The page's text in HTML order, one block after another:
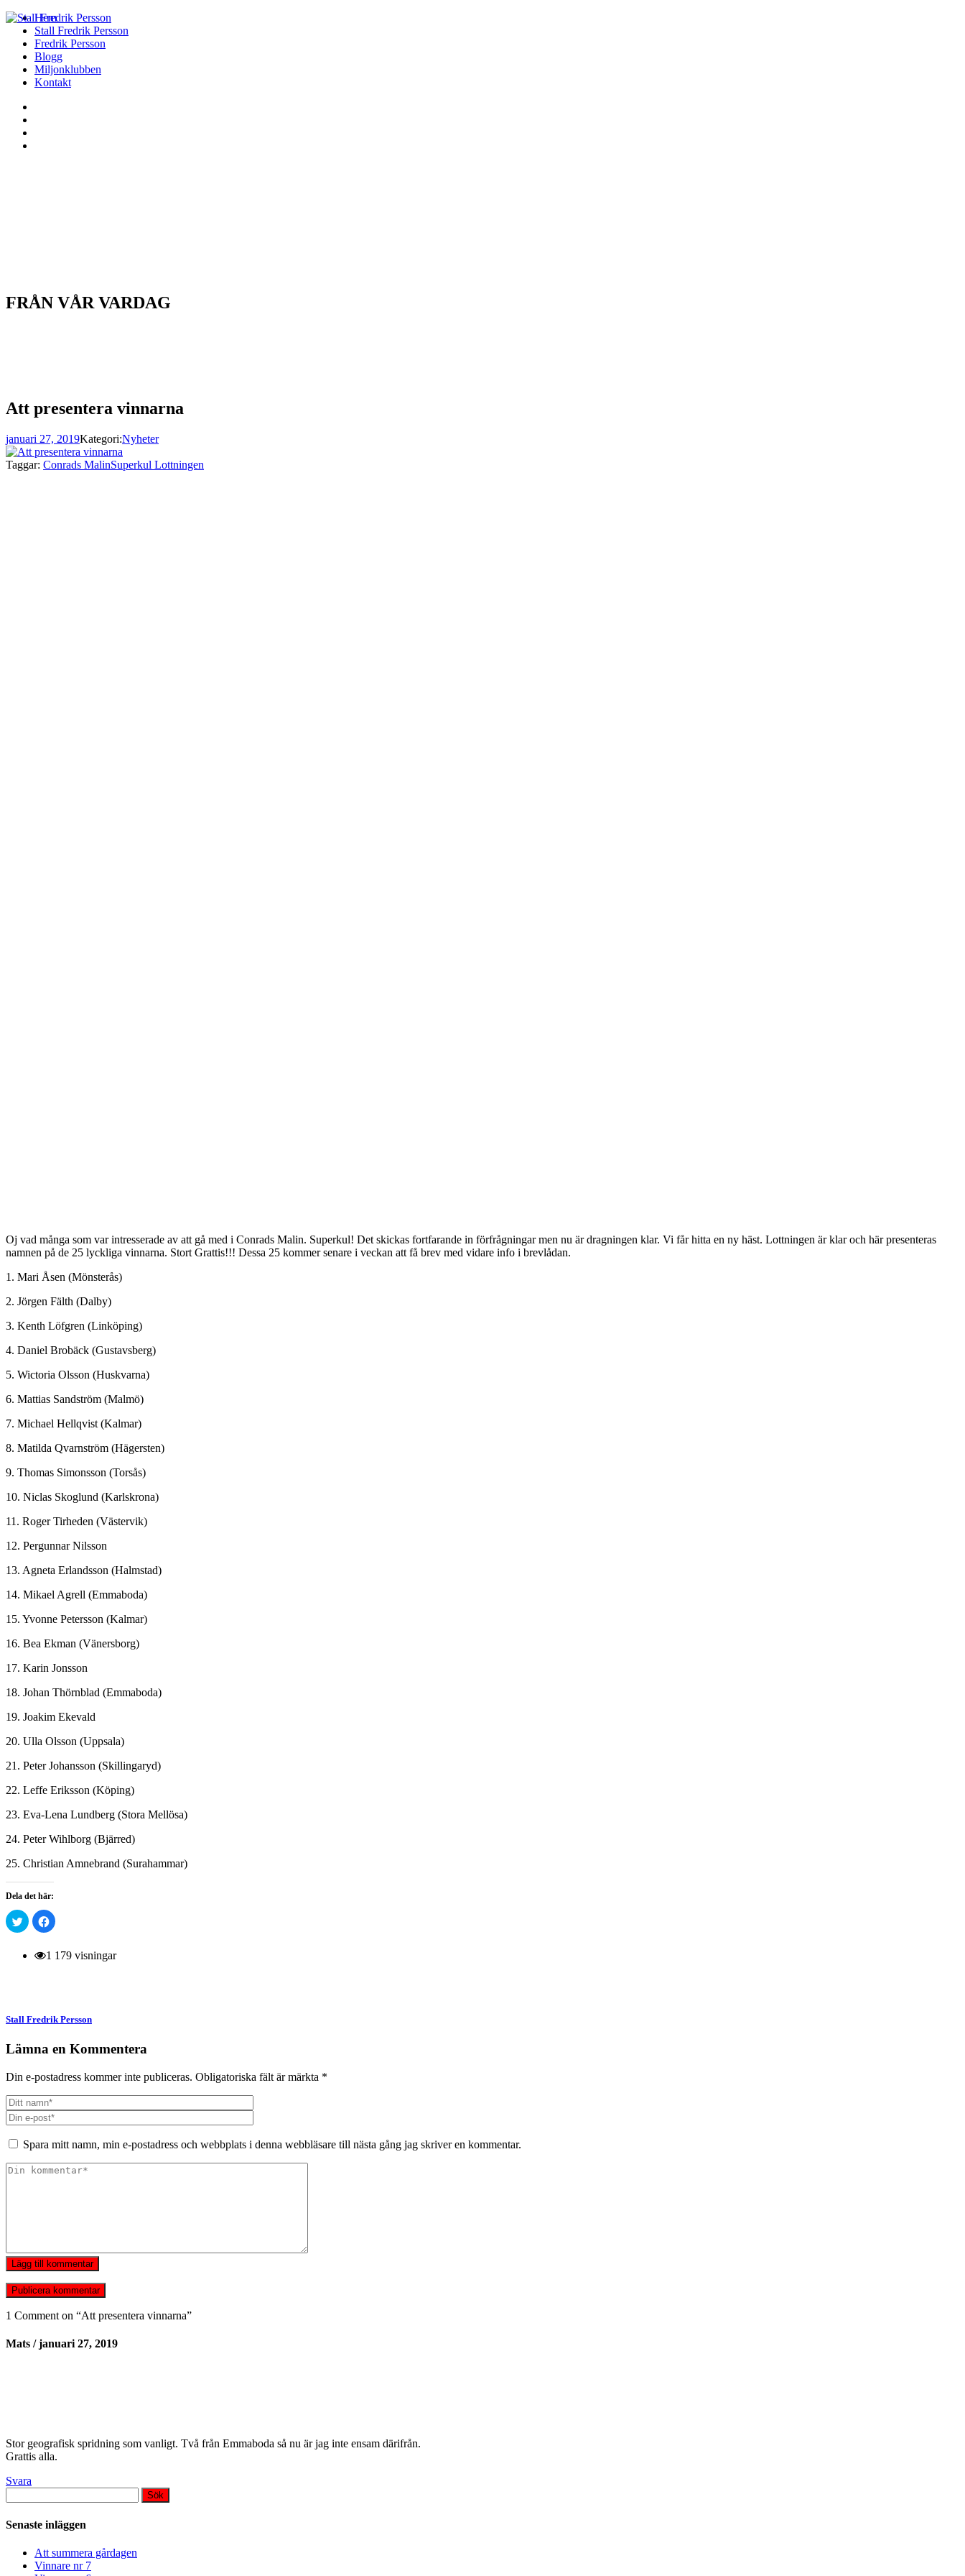
Hem
Stall Fredrik Persson
Fredrik Persson
Blogg
Miljonklubben
Kontakt
FRÅN VÅR VARDAG
Att presentera vinnarna
januari 27, 2019Kategori:Nyheter
Taggar: Conrads MalinSuperkul Lottningen
Oj vad många som var intresserade av att gå med i Conrads Malin. Superkul! Det skickas fortfarande in förfrågningar men nu är dragningen klar. Vi får hitta en ny häst. Lottningen är klar och här presenteras
namnen på de 25 lyckliga vinnarna. Stort Grattis!!! Dessa 25 kommer senare i veckan att få brev med vidare info i brevlådan.
1. Mari Åsen (Mönsterås)
2. Jörgen Fälth (Dalby)
3. Kenth Löfgren (Linköping)
4. Daniel Brobäck (Gustavsberg)
5. Wictoria Olsson (Huskvarna)
6. Mattias Sandström (Malmö)
7. Michael Hellqvist (Kalmar)
8. Matilda Qvarnström (Hägersten)
9. Thomas Simonsson (Torsås)
10. Niclas Skoglund (Karlskrona)
11. Roger Tirheden (Västervik)
12. Pergunnar Nilsson
13. Agneta Erlandsson (Halmstad)
14. Mikael Agrell (Emmaboda)
15. Yvonne Petersson (Kalmar)
16. Bea Ekman (Vänersborg)
17. Karin Jonsson
18. Johan Thörnblad (Emmaboda)
19. Joakim Ekevald
20. Ulla Olsson (Uppsala)
21. Peter Johansson (Skillingaryd)
22. Leffe Eriksson (Köping)
23. Eva-Lena Lundberg (Stora Mellösa)
24. Peter Wihlborg (Bjärred)
25. Christian Amnebrand (Surahammar)
Dela det här:
Klicka
för
på
Twitter
Klicka
för
på
Facebook
1 179 visningar
Stall Fredrik Persson
Lämna en Kommentera
Din e-postadress kommer inte publiceras. Obligatoriska fält är märkta *
Spara mitt namn, min e-postadress och webbplats i denna webbläsare till nästa gång jag skriver en kommentar.
Lägg till kommentar
1 Comment on “Att presentera vinnarna”
Mats / januari 27, 2019
Stor geografisk spridning som vanligt. Två från Emmaboda så nu är jag inte ensam därifrån.
Grattis alla.
Svara
efter:
Senaste inläggen
Att summera gårdagen
Vinnare nr 7